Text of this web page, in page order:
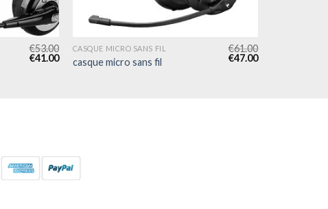
€53.00
€41.00
CASQUE MICRO SANS FIL
casque micro sans fil
€61.00
€47.00